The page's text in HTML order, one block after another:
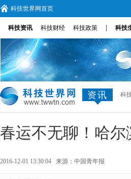
科技世界网首页
科技资讯 科技财经 科技政策 科技
资讯 科
春运不无聊！哈
2016-12-01 13:30:04 来源： 中国青年报